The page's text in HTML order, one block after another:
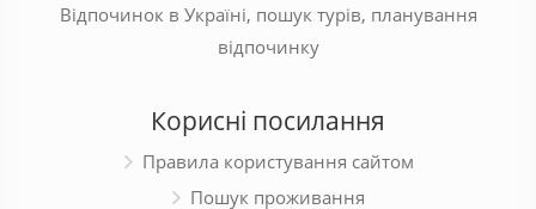
Відпочинок в Україні, пошук турів, планування
відпочинку
Корисні посилання
Правила користування сайтом
Пошук проживання